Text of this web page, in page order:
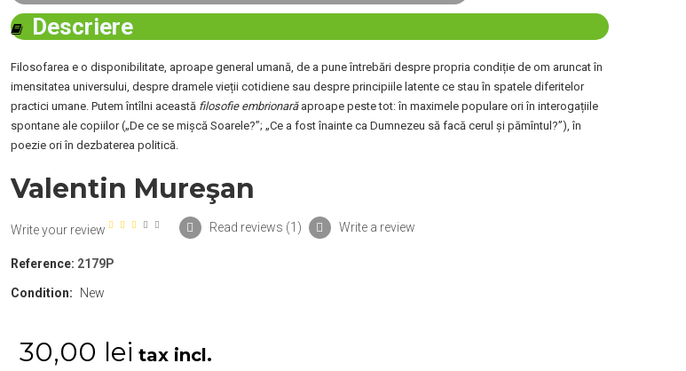
Descriere
Filosofarea e o disponibilitate, aproape general umană, de a pune întrebări despre propria condiție de om aruncat în
imensitatea universului, despre dramele vieții cotidiene sau despre principiile latente ce stau în spatele diferitelor
practici umane. Putem întîlni această filosofie embrionarăaproape peste tot: în maximele populare ori în interogațiile
spontane ale copiilor („De ce se mișcă Soarele?”; „Ce a fost înainte ca Dumnezeu să facă cerul și pămîntul?”), în
poezie ori în dezbaterea politică.
Valentin Mureşan
Write your review Read reviews (1 ) Write a review
Reference: 2179P
Condition: New
30,00 lei tax incl.